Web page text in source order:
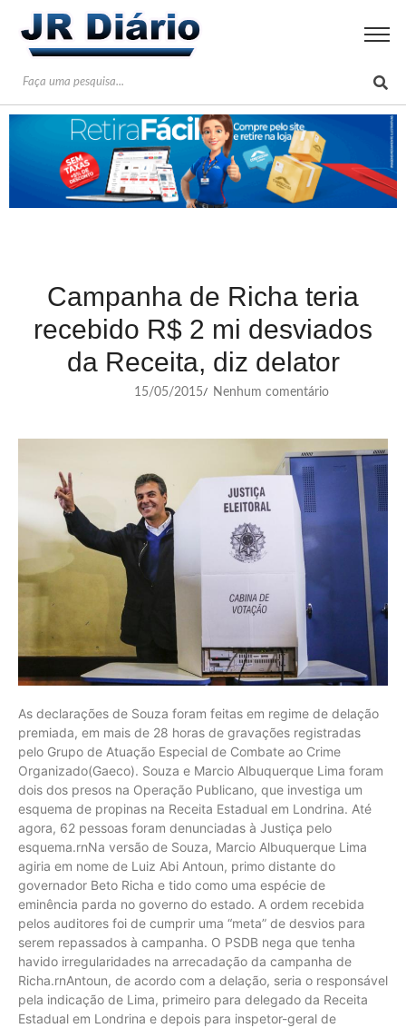
Campanha de Richa teria
recebido R$ 2 mi desviados
da Receita, diz delator
15/05/2015/ Nenhum comentário
As declarações de Souza foram feitas em regime de delação
premiada, em mais de 28 horas de gravações registradas
pelo Grupo de Atuação Especial de Combate ao Crime
Organizado(Gaeco). Souza e Marcio Albuquerque Lima foram
dois dos presos na Operação Publicano, que investiga um
esquema de propinas na Receita Estadual em Londrina. Até
agora, 62 pessoas foram denunciadas à Justiça pelo
esquema.rnNa versão de Souza, Marcio Albuquerque Lima
agiria em nome de Luiz Abi Antoun, primo distante do
governador Beto Richa e tido como uma espécie de
eminência parda no governo do estado. A ordem recebida
pelos auditores foi de cumprir uma “meta” de desvios para
serem repassados à campanha. O PSDB nega que tenha
havido irregularidades na arrecadação da campanha de
Richa.rnAntoun, de acordo com a delação, seria o responsável
pela indicação de Lima, primeiro para delegado da Receita
Estadual em Londrina e depois para inspetor-geral de